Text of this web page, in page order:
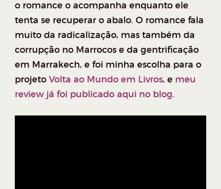
o romance o acompanha enquanto ele
tenta se recuperar o abalo. O romance fala
muito da radicalização, mas também da
corrupção no Marrocos e da gentrificação
em Marrakech, e foi minha escolha para o
projeto Volta ao Mundo em Livros, e meu
review já foi publicado aqui no blog.